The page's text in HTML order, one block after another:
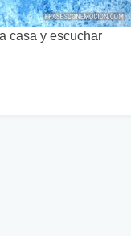
casa y escuchar